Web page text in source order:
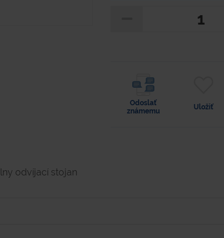
Odoslať
známemu
Uložiť
odvíjací stojan